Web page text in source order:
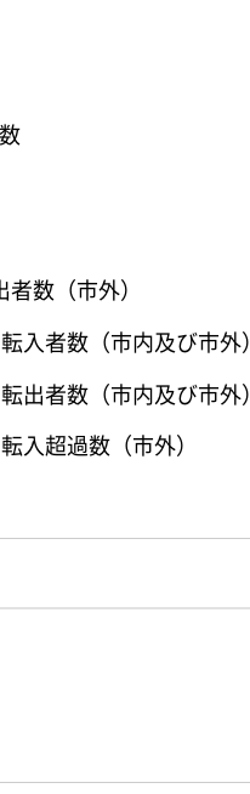
数（市外）
入者数（市内及び市外）
出者数（市内及び市外）
入超過数（市外）